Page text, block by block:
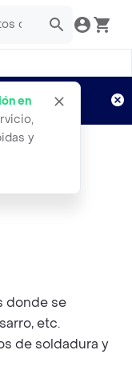
en
y
Aplican TyC
De
donde se
etc.
de soldadura y